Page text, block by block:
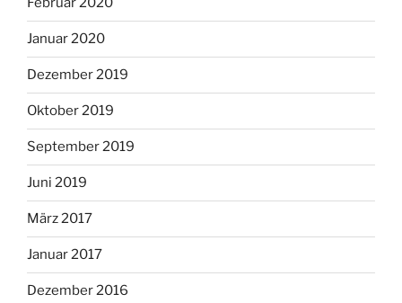
Januar 2020
Dezember 2019
Oktober 2019
September 2019
Juni 2019
März 2017
Januar 2017
Dezember 2016